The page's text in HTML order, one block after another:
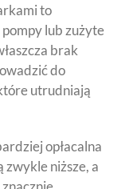
to
lub zużyte
brak
do
utrudniają
opłacalna
zwykle niższe, a